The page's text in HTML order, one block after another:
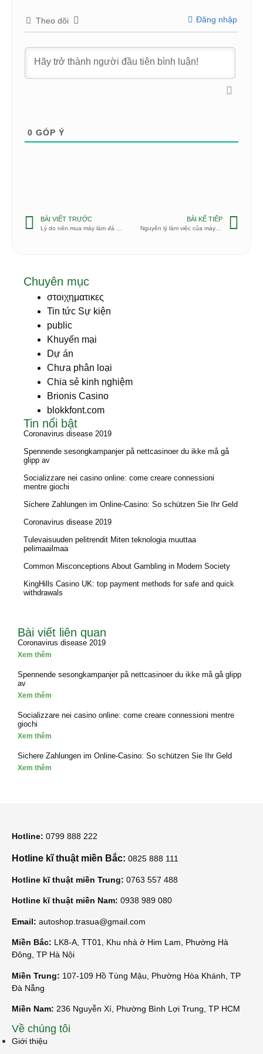
Theo dõi Đăng nhập
0 GÓP Ý
BÀI VIẾT TRƯỚC
Lý do nên mua máy làm đá viên
BÀI KẾ TIẾP
Nguyên lý làm việc của máy ép miệng ly nhựa
Chuyên mục
στοιχηματικες
Tin tức Sự kiện
public
Khuyến mại
Dự án
Chưa phân loại
Chia sẻ kinh nghiệm
Brionis Casino
blokkfont.com
Tin nổi bật
Coronavirus disease 2019
Spennende sesongkampanjer på nettcasinoer du ikke må gå
glipp av
Socializzare nei casino online: come creare connessioni
mentre giochi
Sichere Zahlungen im Online-Casino: So schützen Sie Ihr Geld
Coronavirus disease 2019
Tulevaisuuden pelitrendit Miten teknologia muuttaa
pelimaailmaa
Common Misconceptions About Gambling in Modern Society
KingHills Casino UK: top payment methods for safe and quick
withdrawals
Bài viết liên quan
Coronavirus disease 2019
Xem thêm
Spennende sesongkampanjer på nettcasinoer du ikke må gå glipp
av
Xem thêm
Socializzare nei casino online: come creare connessioni mentre
giochi
Xem thêm
Sichere Zahlungen im Online-Casino: So schützen Sie Ihr Geld
Xem thêm
Hotline: 0799 888 222
Hotline kĩ thuật miền Bắc: 0825 888 111
Hotline kĩ thuật miền Trung: 0763 557 488
Hotline kĩ thuật miền Nam: 0938 989 080
Email: autoshop.trasua@gmail.com
Miền Bắc: LK8-A, TT01, Khu nhà ở Him Lam, Phường Hà
Đông, TP Hà Nội
Miền Trung: 107-109 Hồ Tùng Mậu, Phường Hòa Khánh, TP
Đà Nẵng
Miền Nam: 236 Nguyễn Xí, Phường Bình Lợi Trung, TP HCM
Về chúng tôi
Giới thiệu